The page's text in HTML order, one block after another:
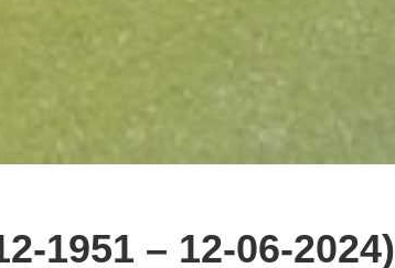
1951 – 12-06-2024)